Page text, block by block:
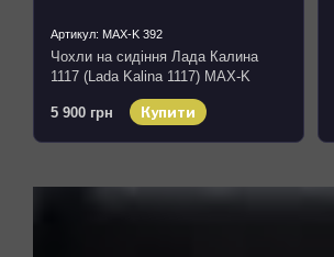
Артикул: MAX-K 392
Чохли на сидіння Лада Калина
1117 (Lada Kalina 1117) MAX-K
комбіновані аригона алькантара
5 900 грн
Купити